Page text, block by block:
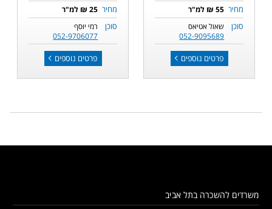
מחיר 55 ₪ למ"ר
סוכן
שאול אטיאס
052-9095689
פרטים נוספים
מחיר 25 ₪ למ"ר
סוכן
רמי יוסף
052-9706077
פרטים נוספים
משרדים להשכרה בתל אביב